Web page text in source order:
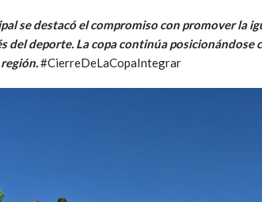
se destacó el compromiso con promover la
del deporte. La copa continúa
#CierreDeLaCopaIntegrar